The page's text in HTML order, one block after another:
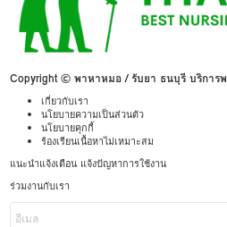
Copyright © พาหาหมอ / รับยา ธนบุรี บริการ
เกี่ยวกับเรา
นโยบายความเป็นส่วนตัว
นโยบายคุกกี้
ร้องเรียนเนื้อหาไม่เหมาะสม
แนะนำแจ้งเตือน แจ้งปัญหาการใช้งาน
ร่วมงานกับเรา